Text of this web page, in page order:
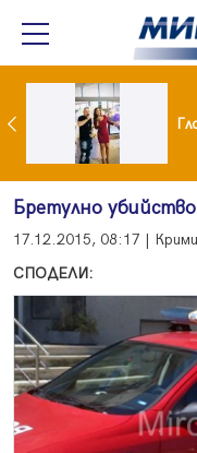
Мария и майка си построиха къща от 8000 стъклени бутилки
Бретулно
17.12.2015, 08:17 | Крими
СПОДЕЛИ: